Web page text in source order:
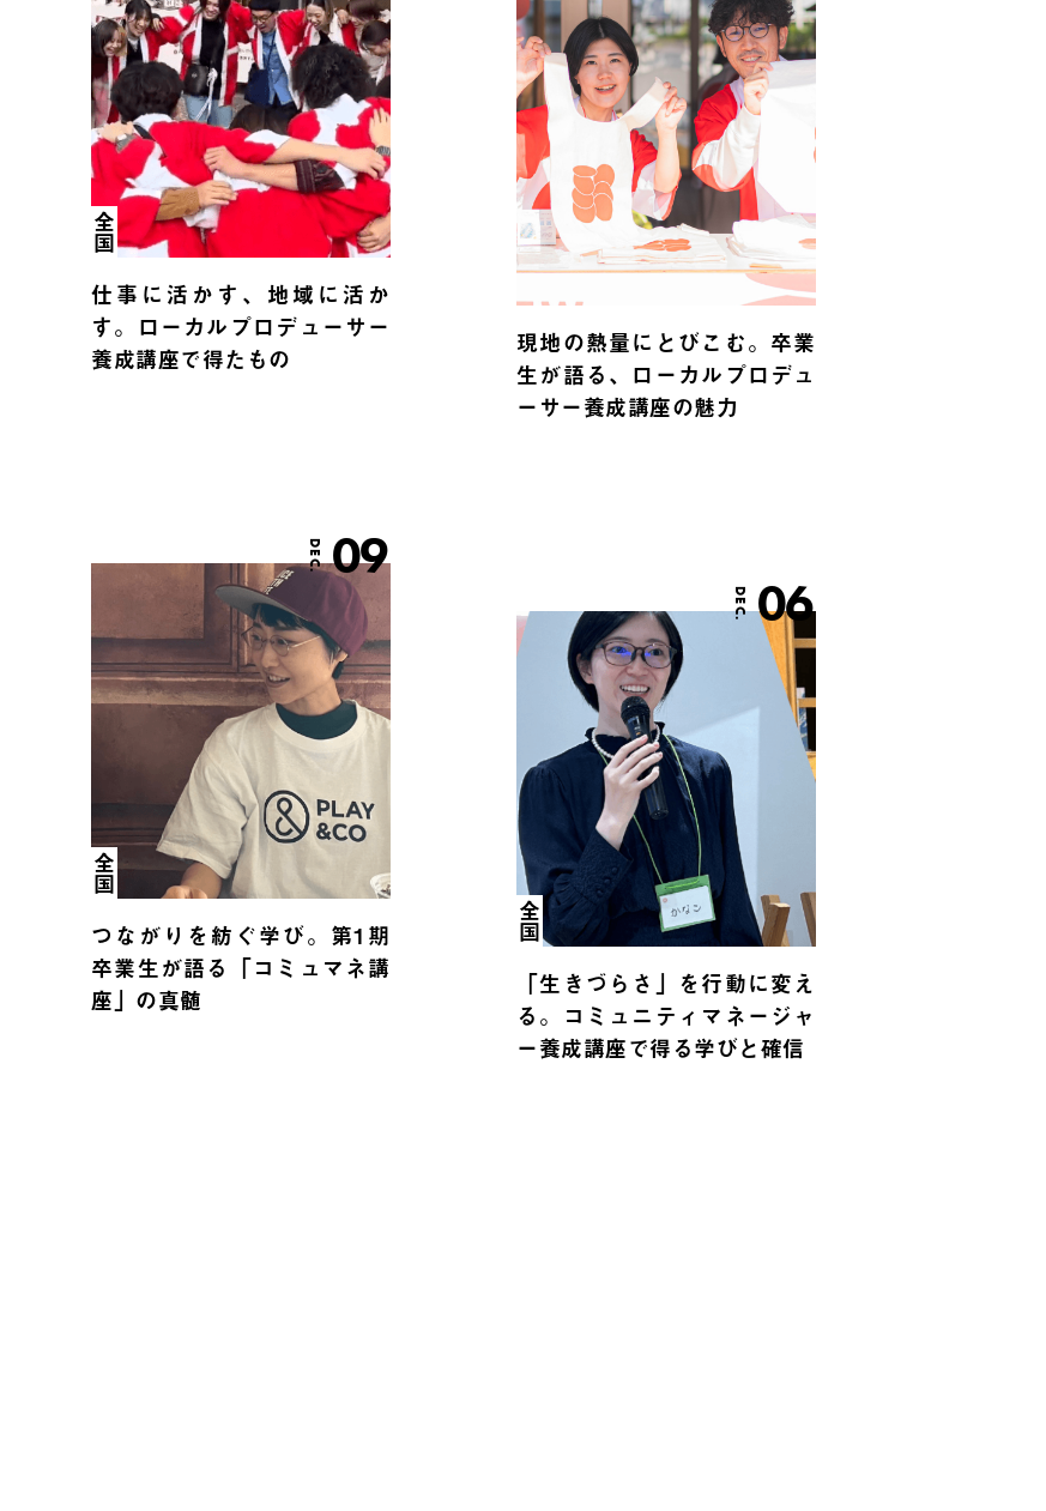
全国
仕事に活かす、地域に活か
す。ローカルプロデューサー
養成講座で得たもの
現地の熱量にとびこむ。卒業
生が語る、ローカルプロデュ
ーサー養成講座の魅力
DEC. 09
全国
つながりを紡ぐ学び。第1期
卒業生が語る「コミュマネ講
座」の真髄
DEC. 06
全国
「生きづらさ」を行動に変え
る。コミュニティマネージャ
ー養成講座で得る学びと確信